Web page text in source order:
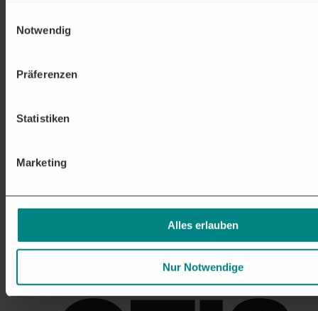
Notwendig
Präferenzen
Statistiken
Marketing
Alles erlauben
Nur Notwendige